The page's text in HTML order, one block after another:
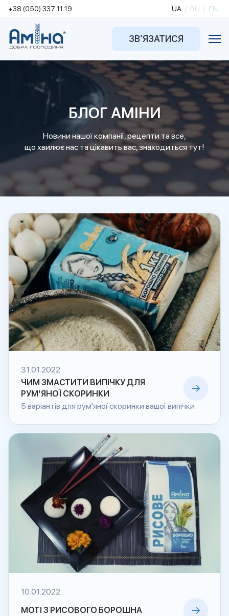
+38 (050) 337 11 19 UA / RU / EN
ЗВ’ЯЗАТИСЯ
БЛОГ АМІНИ
Новини нашої компанії, рецепти та все,
що хвилює нас та цікавить вас, знаходиться тут!
31.01.2022
ЧИМ ЗМАСТИТИ ВИПІЧКУ ДЛЯ
РУМ’ЯНОЇ СКОРИНКИ
5 варіантів для рум'яної скоринки вашої випічки
10.01.2022
МОТІ З РИСОВОГО БОРОШНА